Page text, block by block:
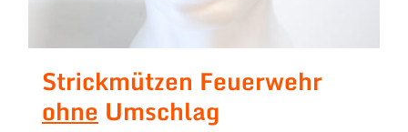
Strickmützen Feuerwehr
ohne Umschlag